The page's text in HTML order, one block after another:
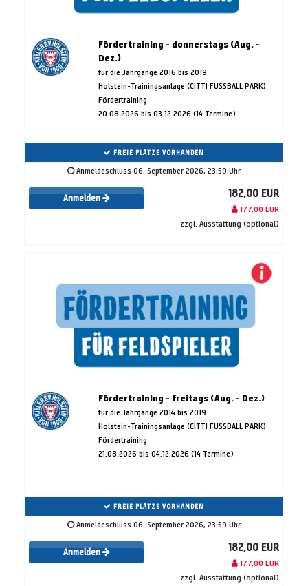
Fördertraining - donnerstags (Aug. -
Dez.)
für die Jahrgänge 2016 bis 2019
Holstein-Trainingsanlage (CITTI FUSSBALL PARK)
Fördertraining
20.08.2026 bis 03.12.2026 (14 Termine)
FREIE PLÄTZE VORHANDEN
Anmeldeschluss 06. September 2026, 23:59 Uhr
Anmelden 182,00 EUR
177,00 EUR
zzgl. Ausstattung (optional)
Fördertraining - freitags (Aug. - Dez.)
für die Jahrgänge 2014 bis 2019
Holstein-Trainingsanlage (CITTI FUSSBALL PARK)
Fördertraining
21.08.2026 bis 04.12.2026 (14 Termine)
FREIE PLÄTZE VORHANDEN
Anmeldeschluss 06. September 2026, 23:59 Uhr
Anmelden 182,00 EUR
177,00 EUR
zzgl. Ausstattung (optional)